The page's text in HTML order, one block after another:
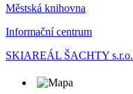
Městská knihovna
Informační centrum
SKIAREÁL ŠACHTY s.r.o.